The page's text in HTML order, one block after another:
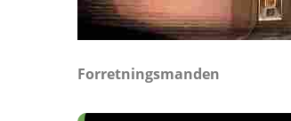
Forretningsmanden